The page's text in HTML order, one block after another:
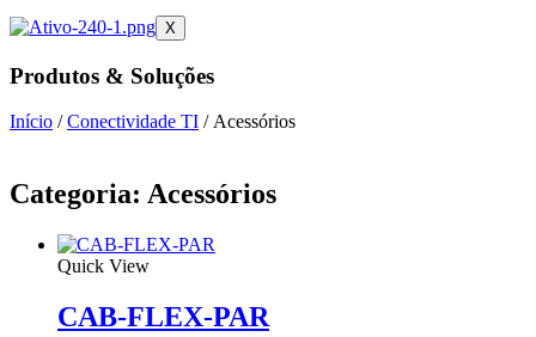
X
Produtos & Soluções
Início /Conectividade TI / Acessórios
Categoria: Acessórios
Quick View
CAB-FLEX-PAR